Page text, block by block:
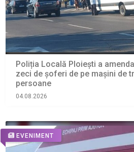
Poliția Locală Ploiești a
zeci de șoferi de pe mașini de
persoane
04.08.2026
EVENIMENT